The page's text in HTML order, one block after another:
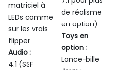
matriciel à
LEDs comme
sur les vrais
flipper
Audio :
4.1 (SSF
de réalisme
en option)
Toys en
option :
Lance-bille